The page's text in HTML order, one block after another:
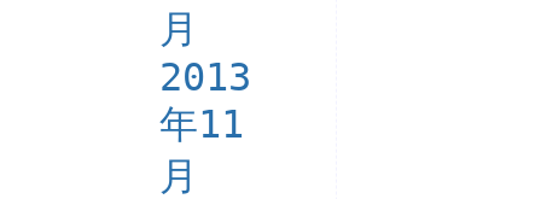
月
2013
年11
月